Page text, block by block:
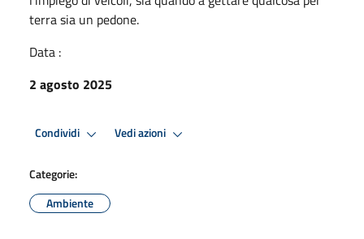
terra sia un pedone.
Data :
2 agosto 2025
Condividi Vedi azioni
Categorie:
Ambiente